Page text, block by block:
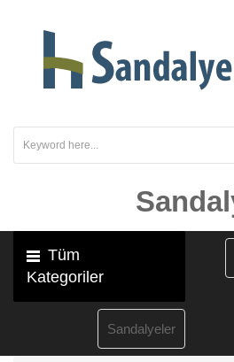
Tüm
Kategoriler
Sandalyeler